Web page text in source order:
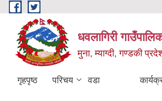
Skip to main content
धवलागिरी
मुना, म्याग्दी, गण्डकी
गृहपृष्ठ परिचय वडा